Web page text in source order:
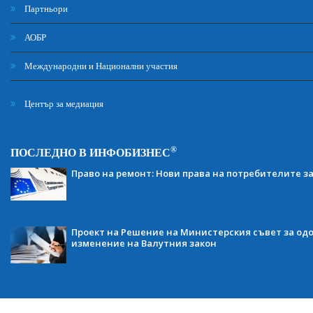
Партньори
АОБР
Международни и Национални участия
Център за медиация
ПОСЛЕДНО В ИНФОБИЗНЕС®
Право на ремонт: Нови права на потребителите
Проект на Решение на Министерския съвет за
изменение на Валутния закон